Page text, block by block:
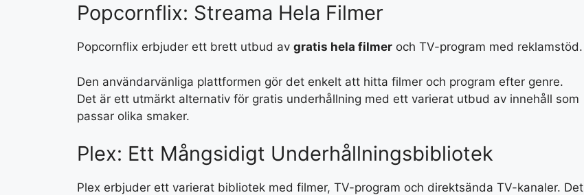
Popcornflix: Streama Hela Filmer
Popcornflix erbjuder ett brett utbud av gratis hela filmer och TV-program med reklamstöd.
Den användarvänliga plattformen gör det enkelt att hitta filmer och program efter genre.
Det är ett utmärkt alternativ för gratis underhållning med ett varierat utbud av innehåll som
passar olika smaker.
Plex: Ett Mångsidigt Underhållningsbibliotek
Plex erbjuder ett varierat bibliotek med filmer, TV-program och direktsända TV-kanaler. Det